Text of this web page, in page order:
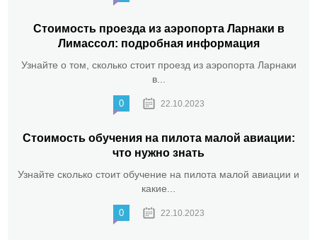
Стоимость проезда из аэропорта Ларнаки в
Лимассол: подробная информация
Узнайте о том, сколько стоит проезд из аэропорта Ларнаки
в...
0 22.10.2023
Стоимость обучения на пилота малой авиации:
что нужно знать
Узнайте сколько стоит обучение на пилота малой авиации и
какие...
0 22.10.2023